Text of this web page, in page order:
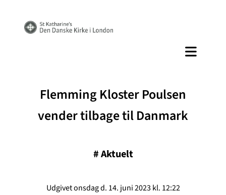
Flemming Kloster Poulsen
vender tilbage til Danmark
#Aktuelt
Udgivet onsdag d. 14. juni 2023 kl. 12:22